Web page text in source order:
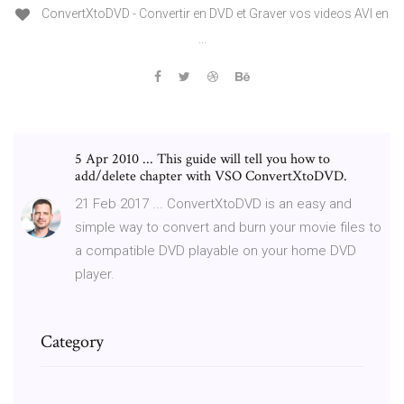
ConvertXtoDVD - Convertir en DVD et Graver vos videos AVI en
5 Apr 2010 ... This guide will tell you how to
add/delete chapter with VSO ConvertXtoDVD.
21 Feb 2017 ... ConvertXtoDVD is an easy and
simple way to convert and burn your movie files to
a compatible DVD playable on your home DVD
player.
Category